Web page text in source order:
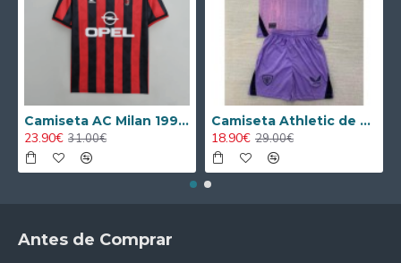
Camiseta AC Milan 1995/1996 Local Retro
23.90€ 31.00€
Camiseta Athletic de Bilbao 2024/2025 Alternativo Niño Kit
18.90€ 29.00€
Antes de Comprar